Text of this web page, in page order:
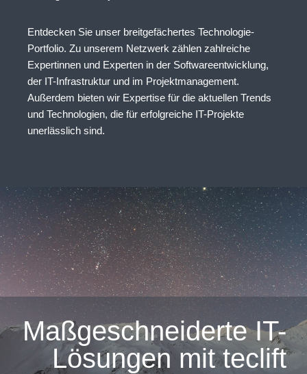
Entdecken Sie unser breitgefächertes Technologie-
Portfolio. Zu unserem Netzwerk zählen zahlreiche
Expertinnen und Experten in der Softwareentwicklung,
der IT-Infrastruktur und im Projektmanagement.
Außerdem bieten wir Expertise für die aktuellen Trends
und Technologien, die für erfolgreiche IT-Projekte
unerlässlich sind.
Maßgeschneiderte IT-
Lösungen mit teclift